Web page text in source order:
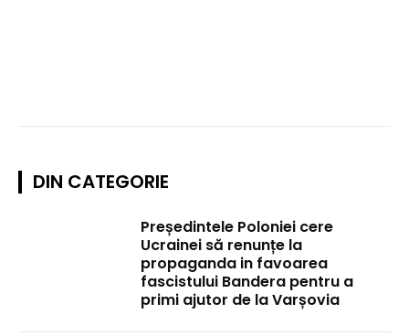
DIN CATEGORIE
Președintele Poloniei cere
Ucrainei să renunțe la
propaganda in favoarea
fascistului Bandera pentru a
primi ajutor de la Varșovia